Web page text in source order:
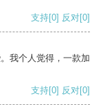
支持[0] 反对[0]
我个人觉得，一款加
支持[0] 反对[0]